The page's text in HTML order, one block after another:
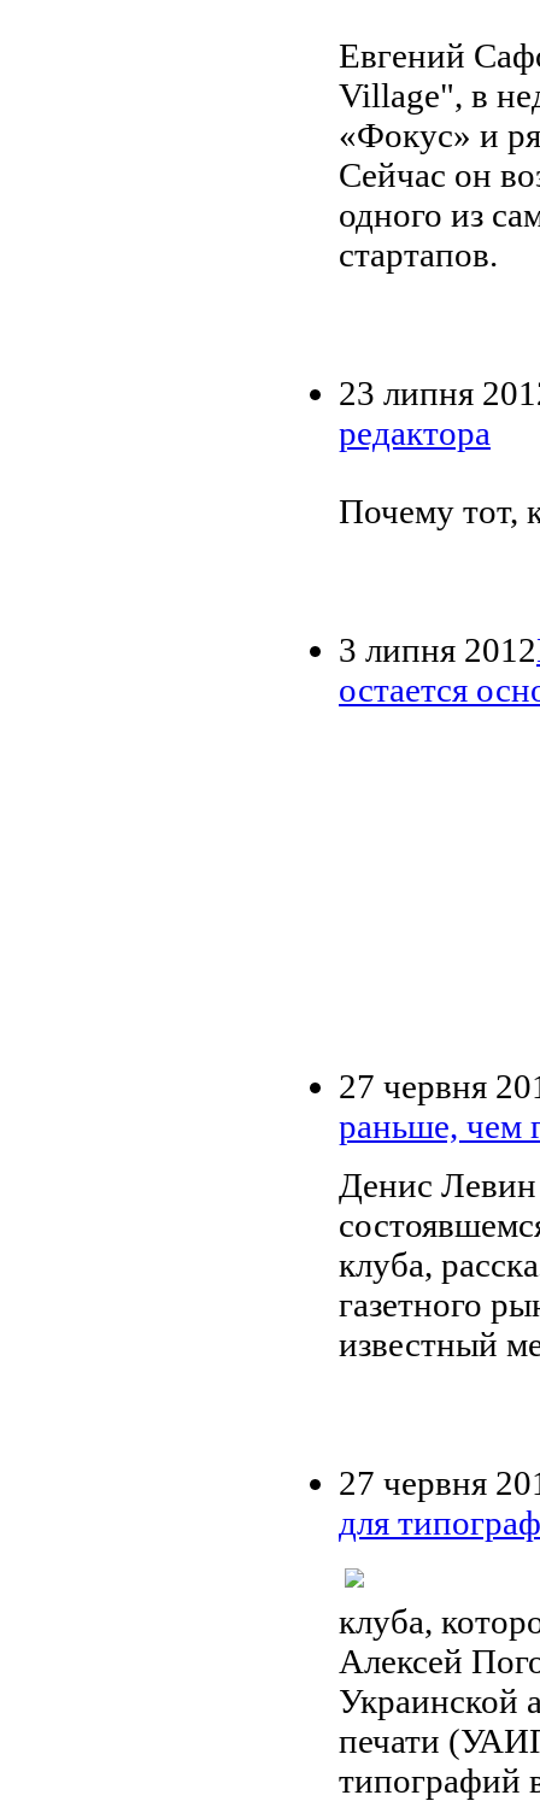
Евгений
Village", в
«Фокус» и
Сейчас он
одного из
стартапов.
23 липня
редактора
Почему тот,
3 липня 2012
остается
27 червня
раньше, чем
Денис
клуба,
газетного
известный
27 червня
для
клуба,
Алексей
Украинской
печати
типографий